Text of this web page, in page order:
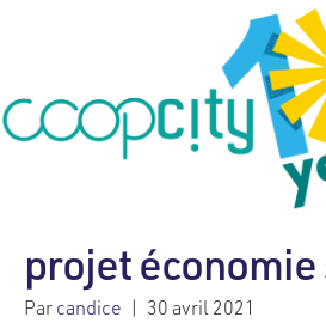
projet
Parcandice | 30 avril 2021